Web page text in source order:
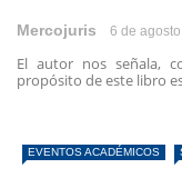
Mercojuris 6 de
El autor nos señala,
propósito de este libro
EVENTOS ACADÉMICOS